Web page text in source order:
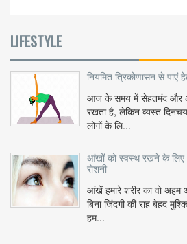
LIFESTYLE
नियमित त्रिकोणासन से पाएं
आज के समय में सेहतमंद और
रखता है, लेकिन व्यस्त
लोगों के लि...
आंखों को स्वस्थ रखने के लिए
रोशनी
आंखें हमारे शरीर का वो
बिना जिंदगी की राह बेहद
हम...